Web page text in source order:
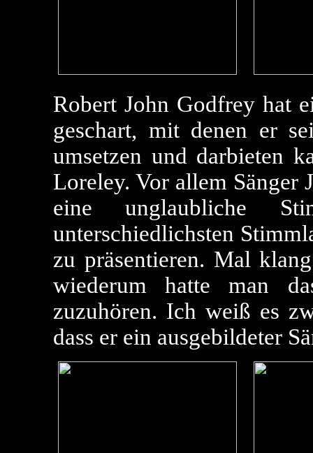
Robert John Godfrey hat
geschart, mit denen er
umsetzen und darbieten
Loreley. Vor allem Sänger
eine unglaubliche
unterschiedlichsten
zu präsentieren. Mal
wiederum hatte man
zuzuhören. Ich weiß es
dass er ein ausgebildeter